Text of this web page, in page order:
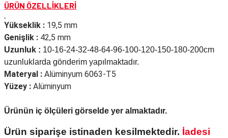
ÜRÜN ÖZELLİKLERİ
Yükseklik : 19,5 mm
Genişlik : 42,5 mm
Uzunluk : 10-16-24-32-48-64-96-100-120-150-180-200cm
uzunluklarda gönderim yapılmaktadır.
Materyal : Alüminyum 6063-T5
Yüzey : Alüminyum
Ürünün iç ölçüleri görselde yer almaktadır.
Ürün siparişe istinaden kesilmektedir. İadesi